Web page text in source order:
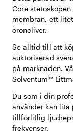
Core
membran, ett
öronoliver.
Se alltid till att
auktoriserad
på marknaden.
Solventum™
Du som i din
använder kan
tillförlitlig
frekvenser.